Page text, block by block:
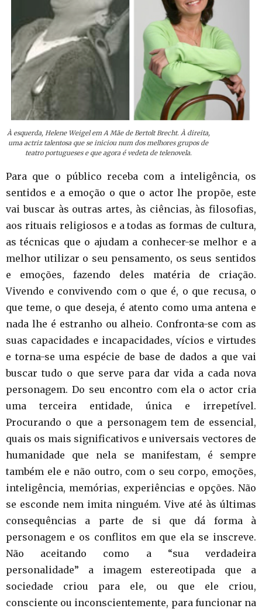
À esquerda, Helene Weigel em A Mãe de Bertolt Brecht. À direita,
uma actriz talentosa que se iniciou num dos melhores grupos de
teatro portugueses e que agora é vedeta de telenovela.
Para que o público receba com a inteligência, os
sentidos e a emoção o que o actor lhe propõe, este
vai buscar às outras artes, às ciências, às filosofias,
aos rituais religiosos e a todas as formas de cultura,
as técnicas que o ajudam a conhecer-se melhor e a
melhor utilizar o seu pensamento, os seus sentidos
e emoções, fazendo deles matéria de criação.
Vivendo e convivendo com o que é, o que recusa, o
que teme, o que deseja, é atento como uma antena e
nada lhe é estranho ou alheio. Confronta-se com as
suas capacidades e incapacidades, vícios e virtudes
e torna-se uma espécie de base de dados a que vai
buscar tudo o que serve para dar vida a cada nova
personagem. Do seu encontro com ela o actor cria
uma terceira entidade, única e irrepetível.
Procurando o que a personagem tem de essencial,
quais os mais significativos e universais vectores de
humanidade que nela se manifestam, é sempre
também ele e não outro, com o seu corpo, emoções,
inteligência, memórias, experiências e opções. Não
se esconde nem imita ninguém. Vive até às últimas
consequências a parte de si que dá forma à
personagem e os conflitos em que ela se inscreve.
Não aceitando como a “sua verdadeira
personalidade” a imagem estereotipada que a
sociedade criou para ele, ou que ele criou,
consciente ou inconscientemente, para funcionar na